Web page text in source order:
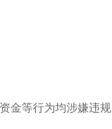
金等行为均涉嫌违规